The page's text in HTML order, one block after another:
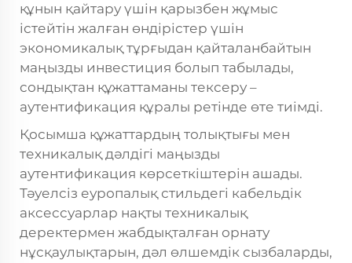
құнын қайтару үшін қарызбен жұмыс
істейтін жалған өндірістер үшін
экономикалық тұрғыдан қайталанбайтын
маңызды инвестиция болып табылады,
сондықтан құжаттаманы тексеру –
аутентификация құралы ретінде өте тиімді.
Қосымша құжаттардың толықтығы мен
техникалық дәлдігі маңызды
аутентификация көрсеткіштерін ашады.
Тәуелсіз еуропалық стильдегі кабельдік
аксессуарлар нақты техникалық
деректермен жабдықталған орнату
нұсқаулықтарын, дәл өлшемдік сызбаларды,